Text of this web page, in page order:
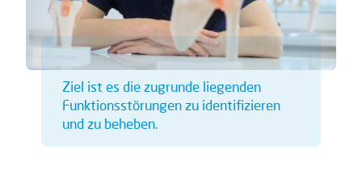
Ziel ist es die zugrunde liegenden
Funktionsstörungen zu identifizieren
und zu beheben.